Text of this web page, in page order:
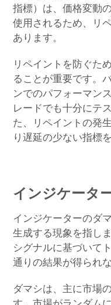
指標）は、価格変動
使用されるため、リ
あります。
リペイントを防ぐた
ることが重要です。
ンでのパフォーマン
レードでも十分にテ
た、リペイントの発
り遅延の少ない指標
インジケータ
インジケーターのダ
生成する現象を指し
シグナルに基づいて
通りの結果が得られ
ダマシは、主に市場